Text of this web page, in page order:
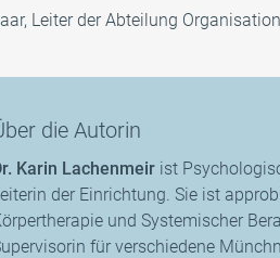
Leiter der Abteilung
die Autorin
Karin Lachenmeirist
der Einrichtung. Sie ist
und Systemischer
für verschiedene